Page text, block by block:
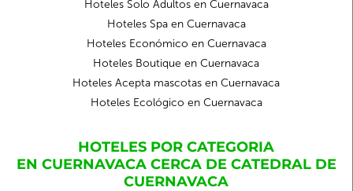
Hoteles Solo Adultos en Cuernavaca
Hoteles Spa en Cuernavaca
Hoteles Económico en Cuernavaca
Hoteles Boutique en Cuernavaca
Hoteles Acepta mascotas en Cuernavaca
Hoteles Ecológico en Cuernavaca
HOTELES POR CATEGORIA
EN CUERNAVACA CERCA DE CATEDRAL DE
CUERNAVACA